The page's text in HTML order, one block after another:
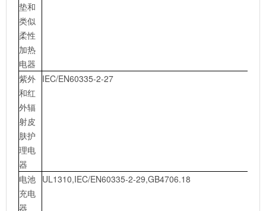
垫和
类似
柔性
加热
电器
紫外
和红
外辐
射皮
肤护
理电
器
IEC/EN60335-2-27
电池
充电
器
UL1310,IEC/EN60335-2-29,GB4706.18